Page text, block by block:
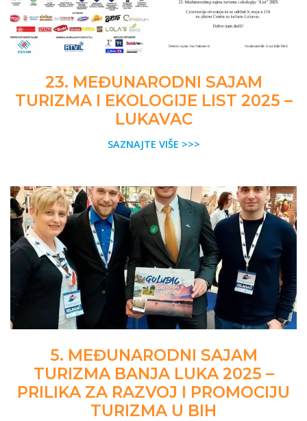
23. MEĐUNARODNI SAJAM
TURIZMA I EKOLOGIJE LIST 2025 –
LUKAVAC
SAZNAJTE VIŠE >>>
5. MEĐUNARODNI SAJAM
TURIZMA BANJA LUKA 2025 –
PRILIKA ZA RAZVOJ I PROMOCIJU
TURIZMA U BIH